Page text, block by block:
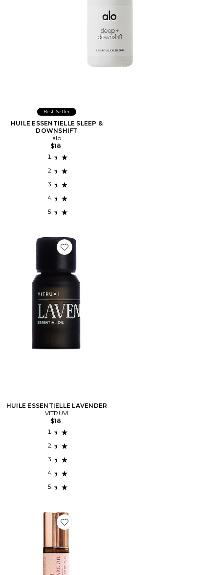
Best Seller
HUILE ESSENTIELLE SLEEP &
DOWNSHIFT
alo
$18
Favorite HUILE ESSENTIELLE LAVENDER
HUILE ESSENTIELLE LAVENDER
VITRUVI
$18
Favorite HUILES ESSENTIELLES DE ROSE AROMATIC